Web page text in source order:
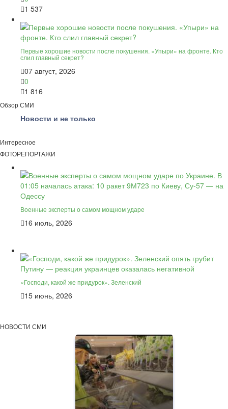
1 537
Первые хорошие новости после покушения. «Упыри» на фронте. Кто
слил главный секрет?
07 август, 2026
0
1 816
Обзор СМИ
Новости и не только
Интересное
ФОТОРЕПОРТАЖИ
Военные эксперты о самом мощном ударе
16 июль, 2026
«Господи, какой же придурок». Зеленский
15 июнь, 2026
НОВОСТИ СМИ